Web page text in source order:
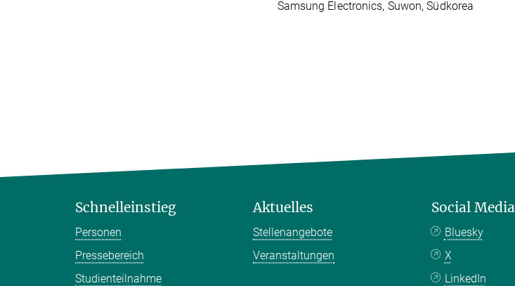
Samsung Electronics, Suwon, Südkorea
Schnelleinstieg
Personen
Pressebereich
Studienteilnahme
Aktuelles
Stellenangebote
Veranstaltungen
Social Media
Bluesky
X
LinkedIn